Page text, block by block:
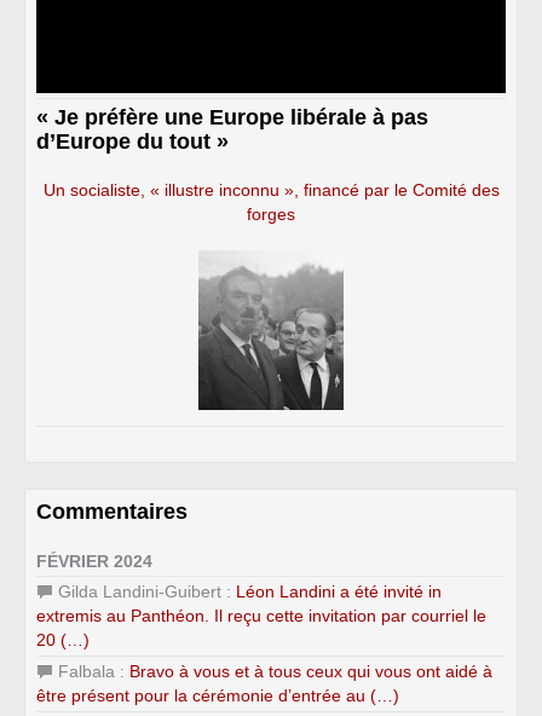
« Je préfère une Europe libérale à pas
d’Europe du tout »
Un socialiste, « illustre inconnu », financé par le Comité des
forges
Commentaires
FÉVRIER 2024
Gilda Landini-Guibert : Léon Landini a été invité in
extremis au Panthéon. Il reçu cette invitation par courriel le
20 (…)
Falbala : Bravo à vous et à tous ceux qui vous ont aidé à
être présent pour la cérémonie d’entrée au (…)